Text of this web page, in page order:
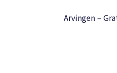
Arvingen –